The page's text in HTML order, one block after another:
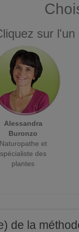
sur
Alessandra
Buronzo
Naturopathe et
spécialiste des
plantes
de la